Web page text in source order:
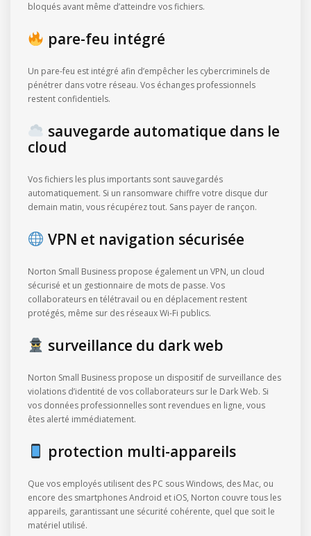
bloqués avant même d’atteindre vos fichiers.
pare-feu intégré
Un pare-feu est intégré afin d’empêcher les cybercriminels de
pénétrer dans votre réseau. Vos échanges professionnels
restent confidentiels.
sauvegarde automatique dans le
cloud
Vos fichiers les plus importants sont sauvegardés
automatiquement. Si un ransomware chiffre votre disque dur
demain matin, vous récupérez tout. Sans payer de rançon.
VPN et navigation sécurisée
Norton Small Business propose également un VPN, un cloud
sécurisé et un gestionnaire de mots de passe. Vos
collaborateurs en télétravail ou en déplacement restent
protégés, même sur des réseaux Wi-Fi publics.
surveillance du dark web
Norton Small Business propose un dispositif de surveillance des
violations d’identité de vos collaborateurs sur le Dark Web. Si
vos données professionnelles sont revendues en ligne, vous
êtes alerté immédiatement.
protection multi-appareils
Que vos employés utilisent des PC sous Windows, des Mac, ou
encore des smartphones Android et iOS, Norton couvre tous les
appareils, garantissant une sécurité cohérente, quel que soit le
matériel utilisé.